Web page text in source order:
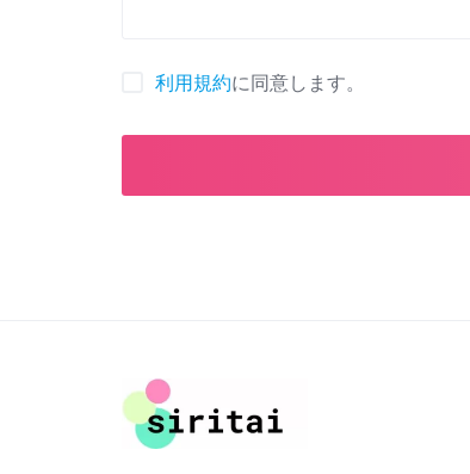
利用規約に同意します。